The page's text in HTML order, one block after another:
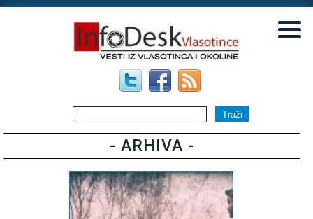
- ARHIVA -